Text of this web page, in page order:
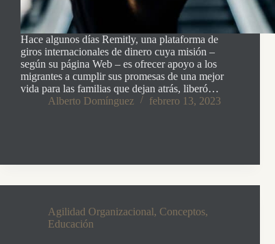
Hace algunos días Remitly, una plataforma de
giros internacionales de dinero cuya misión –
según su página Web – es ofrecer apoyo a los
migrantes a cumplir sus promesas de una mejor
vida para las familias que dejan atrás, liberó…
Alberto Domínguez
febrero 13, 2023
Agilidad Organizacional, Conceptos,
Educación